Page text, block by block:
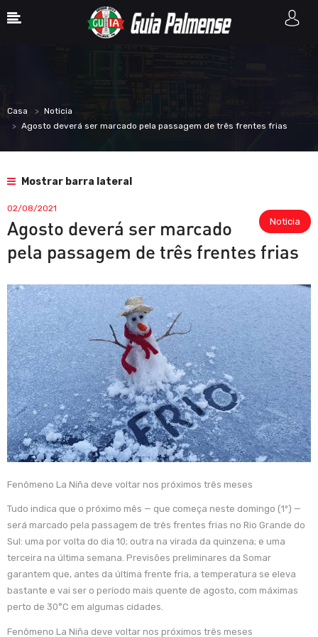
Casa
Noticia
Agosto deverá ser marcado pela passagem de três frentes frias
Mostrar barra lateral
Noticia
02/08/2021
Agosto deverá ser marcado
pela passagem de três frentes frias
Fenômeno La Niña deve voltar nos próximos três meses
Tudo indica que o próximo mês — que começa neste domingo (1º) —
será marcado pela passagem de três frentes frias no Rio Grande do
Sul: uma por volta do dia 10; outra na virada da quinzena; e uma
terceira na última semana. Previsões preliminares da Somar
garantem que, antes da última frente fria, a temperatura se eleva
bastante e vai ser o período mais quente de agosto, com máximas
perto de 30°C em algumas cidades.
Fenômeno La Niña deve voltar nos próximos três meses